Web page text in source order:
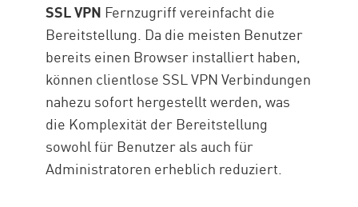
SSL VPN Fernzugriff vereinfacht die
Bereitstellung. Da die meisten Benutzer
bereits einen Browser installiert haben,
können clientlose SSL VPN Verbindungen
nahezu sofort hergestellt werden, was
die Komplexität der Bereitstellung
sowohl für Benutzer als auch für
Administratoren erheblich reduziert.